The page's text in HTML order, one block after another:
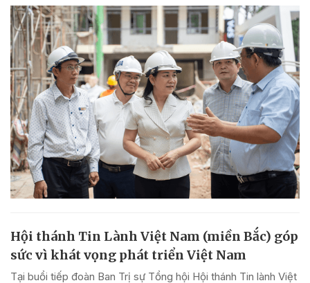
Hội thánh Tin Lành Việt Nam (miền Bắc) góp
sức vì khát vọng phát triển Việt Nam
Tại buổi tiếp đoàn Ban Trị sự Tổng hội Hội thánh Tin lành Việt